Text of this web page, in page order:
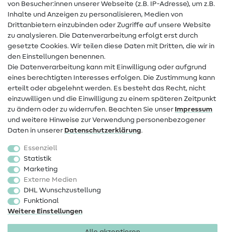
Hilfe & Kontakt
Kontakt
Infos zum Betreiberwechsel
Widerrufsrecht
Beliebt
Stoffe
Sale
Schnittmuster
von Besucher:innen unserer Webseite (z.B. IP-Adresse), um z.B.
Inhalte und Anzeigen zu personalisieren, Medien von
Drittanbietern einzubinden oder Zugriffe auf unsere Website
zu analysieren. Die Datenverarbeitung erfolgt erst durch
gesetzte Cookies. Wir teilen diese Daten mit Dritten, die wir in
den Einstellungen benennen.
Die Datenverarbeitung kann mit Einwilligung oder aufgrund
eines berechtigten Interesses erfolgen. Die Zustimmung kann
erteilt oder abgelehnt werden. Es besteht das Recht, nicht
einzuwilligen und die Einwilligung zu einem späteren Zeitpunkt
zu ändern oder zu widerrufen. Beachten Sie unser Impressum
und weitere Hinweise zur Verwendung personenbezogener
Daten in unserer Daten­schutz­erklärung.
Essenziell
Statistik
Marketing
Externe Medien
DHL Wunschzustellung
Funktional
Weitere Einstellungen